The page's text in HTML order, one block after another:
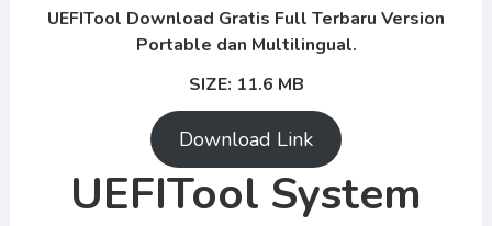
UEFITool Download Gratis Full Terbaru Version
Portable dan Multilingual.
SIZE: 11.6 MB
Download Link
UEFITool System